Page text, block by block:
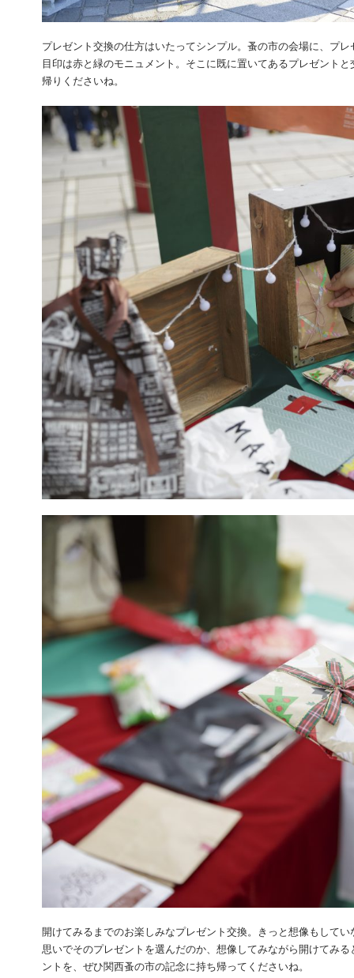
プレゼント交換の仕方はいたってシンプル。蚤の市の会場に、
目印は赤と緑のモニュメント。そこに既に置いてあるプレゼント
帰りくださいね。
開けてみるまでのお楽しみなプレゼント交換。きっと想像もして
思いでそのプレゼントを選んだのか、想像してみながら開けてみ
ントを、ぜひ関西蚤の市の記念に持ち帰ってくださいね。